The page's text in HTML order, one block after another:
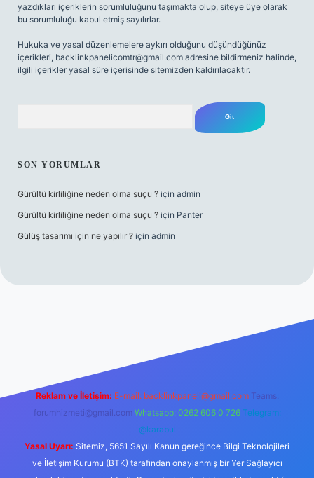
yazdıkları içeriklerin sorumluluğunu taşımakta olup, siteye üye olarak
bu sorumluluğu kabul etmiş sayılırlar.
Hukuka ve yasal düzenlemelere aykırı olduğunu düşündüğünüz
içerikleri, backlinkpanelicomtr@gmail.com adresine bildirmeniz halinde,
ilgili içerikler yasal süre içerisinde sitemizden kaldırılacaktır.
SON YORUMLAR
Gürültü kirliliğine neden olma suçu ? için admin
Gürültü kirliliğine neden olma suçu ? için Panter
Gülüş tasarımı için ne yapılır ? için admin
Reklam ve İletişim: E-mail: backlinkpaneli@gmail.com Teams:
forumhizmeti@gmail.com Whatsapp: 0262 606 0 726 Telegram:
@karabul
Yasal Uyarı: Sitemiz, 5651 Sayılı Kanun gereğince Bilgi Teknolojileri
ve İletişim Kurumu (BTK) tarafından onaylanmış bir Yer Sağlayıcı